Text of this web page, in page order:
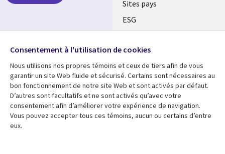
Sites pays
ESG
Fusions
Salle de presse
Ressources
Articles
Support
Suivez-nous
Social
Media
Global
FR
Consentement à l'utilisation de cookies
Nous utilisons nos propres témoins et ceux de tiers afin de vous
garantir un site Web fluide et sécurisé. Certains sont nécessaires au
bon fonctionnement de notre site Web et sont activés par défaut.
D’autres sont facultatifs et ne sont activés qu’avec votre
consentement afin d’améliorer votre expérience de navigation.
Vous pouvez accepter tous ces témoins, aucun ou certains d’entre
eux.